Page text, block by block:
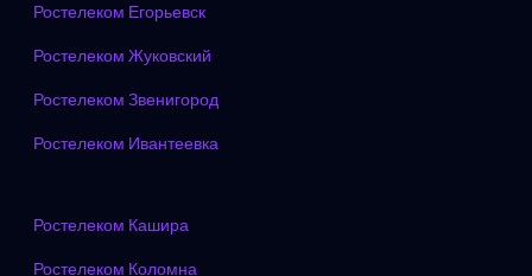
Ростелеком Егорьевск
Ростелеком Жуковский
Ростелеком Звенигород
Ростелеком Ивантеевка
Ростелеком Кашира
Ростелеком Коломна